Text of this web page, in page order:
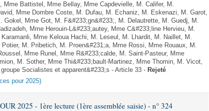
Mme Battistel, Mme Bellay, Mme Capdevielle, M. Califer, M.
Mme Dombre Coste, M. Dufau, M. Echaniz, M. Eskenazi, M. Garot,
Gokel, Mme Got, M. F&#233;gn&#233;, M. Delautrette, M. Guedj, M.
Mme Herouin-L&#233;autey, Mme C&#233;line Hervieu, M.
Mme Keloua Hachi, M. Leseul, M. Lhardit, M. Naillet, M.
M. Pribetich, M. Proen&#231;a, Mme Rossi, Mme Rouaux, M.
Mme Runel, Mme R&#233;calde, M. Saint-Pasteur, Mme
M. Sother, Mme Thi&#233;bault-Martinez, Mme Thomin, M. Vicot,
Socialistes et apparent&#233;s - Article 33 - Rejeté
pour 2025)
2025 - 1ère lecture (1ère assemblée saisie) - n° 324